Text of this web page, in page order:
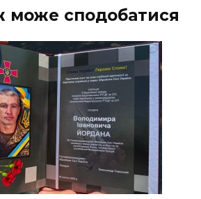
може сподобатися